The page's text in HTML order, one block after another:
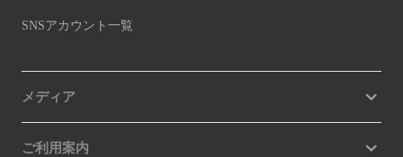
SNSアカウント一覧
メディア
ご利用案内